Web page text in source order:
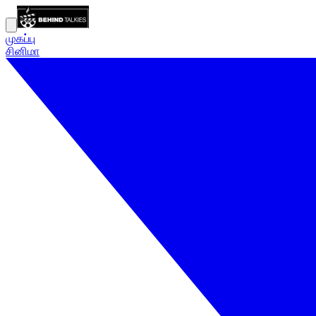
முகப்பு
சினிமா